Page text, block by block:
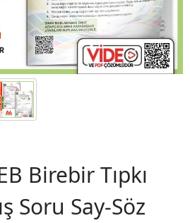
Birebir Tıpkı
Soru Say-Söz